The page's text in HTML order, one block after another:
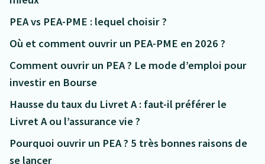
PEA vs PEA-PME : lequel choisir ?
Où et comment ouvrir un PEA-PME en 2026 ?
Comment ouvrir un PEA ? Le mode d’emploi pour
investir en Bourse
Hausse du taux du Livret A : faut-il préférer le
Livret A ou l’assurance vie ?
Pourquoi ouvrir un PEA ? 5 très bonnes raisons de
se lancer